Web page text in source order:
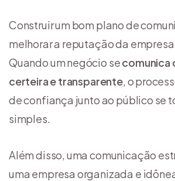
Construir um bom plano de
melhorar a reputação da
Quando um negócio secomunica
certeira e transparente, o
de confiança junto ao público se
simples.
Além disso, uma comunicação
uma empresa organizada e